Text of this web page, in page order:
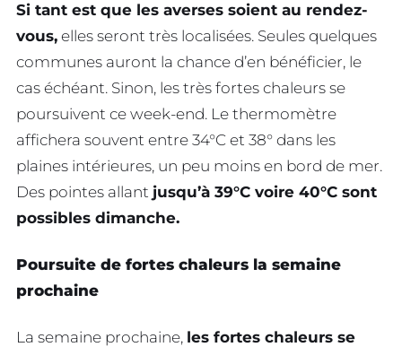
Si tant est que les averses soient au rendez-
vous, elles seront très localisées. Seules quelques
communes auront la chance d’en bénéficier, le
cas échéant. Sinon, les très fortes chaleurs se
poursuivent ce week-end. Le thermomètre
affichera souvent entre 34°C et 38° dans les
plaines intérieures, un peu moins en bord de mer.
Des pointes allant jusqu’à 39°C voire 40°C sont
possibles dimanche.
Poursuite de fortes chaleurs la semaine
prochaine
La semaine prochaine, les fortes chaleurs se